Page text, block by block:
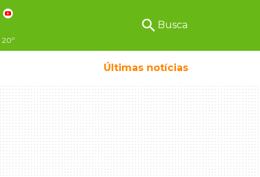
20º
search Busca
Últimas notícias